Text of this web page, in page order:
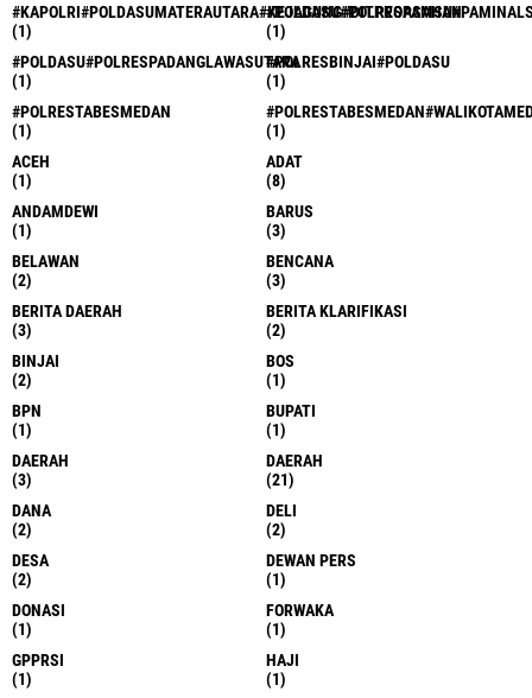
(1)
#POLDASU#POLRESASAHAN
(1)
#POLDASU#POLRESPADANGLAWASUTARA
(1)
#POLRESBINJAI#POLDASU
(1)
#POLRESTABESMEDAN
(1)
(1)
ACEH
(1)
ADAT
(8)
ANDAMDEWI
(1)
BARUS
(3)
BELAWAN
(2)
BENCANA
(3)
BERITA DAERAH
(3)
BERITA KLARIFIKASI
(2)
BINJAI
(2)
BOS
(1)
BPN
(1)
BUPATI
(1)
DAERAH
(3)
DAERAH
(21)
DANA
(2)
DELI
(2)
DESA
(2)
DEWAN PERS
(1)
DONASI
(1)
FORWAKA
(1)
GPPRSI
(1)
HAJI
(1)